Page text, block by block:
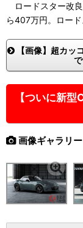
ロードスター改
ら407万円。ロー
【画像】超カッ
【ついに新
画像ギャラリー